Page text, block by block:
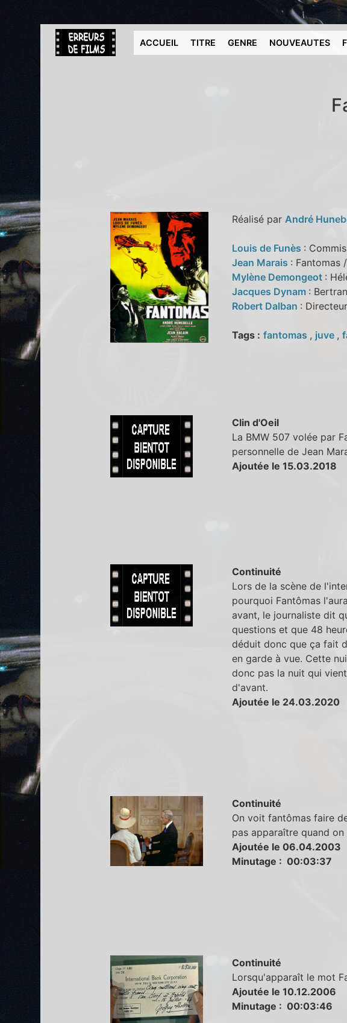
ACCUEIL TITRE GENRE NOUVEAUTES
Réalisé par André
Louis de Funès :
Jean Marais : Fantomas
Mylène Demongeot :
Jacques Dynam :
Robert Dalban :
Tags : fantomas , juve ,
Clin d'Oeil
La BMW 507 volée par
personnelle de Jean
Ajoutée le 15.03.2018
Continuité
Lors de la scène de
pourquoi Fantômas
avant, le journaliste dit
questions et que 48
déduit donc que ça fait
en garde à vue. Cette
donc pas la nuit qui
d'avant.
Ajoutée le 24.03.2020
Continuité
On voit fantômas faire
pas apparaître quand
Ajoutée le 06.04.2003
Minutage : 00:03:37
Continuité
Lorsqu'apparaît le mot
Ajoutée le 10.12.2006
Minutage : 00:03:46